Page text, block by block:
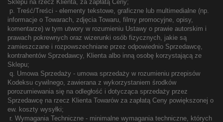
Sklepu na rzecz Klienta, za zapłatą Ceny;
p. Treść/Treści - elementy tekstowe, graficzne lub multimedialne (np.
informacje o Towarach, zdjęcia Towaru, filmy promocyjne, opisy,
komentarze) w tym utwory w rozumieniu Ustawy o prawie autorskim i
prawach pokrewnych oraz wizerunki osób fizycznych, jakie są
zamieszczane i rozpowszechniane przez odpowiednio Sprzedawcę,
kontrahentów Sprzedawcy, Klienta albo inną osobę korzystającą ze
Sklepu;
q. Umowa Sprzedaży - umowa sprzedaży w rozumieniu przepisów
Kodeksu cywilnego, zawierana z wykorzystaniem środków
porozumiewania się na odległość i dotycząca sprzedaży przez
Sprzedawcę na rzecz Klienta Towarów za zapłatą Ceny powiększonej o
ew. koszty wysyłki;
r. Wymagania Techniczne - minimalne wymagania techniczne, których